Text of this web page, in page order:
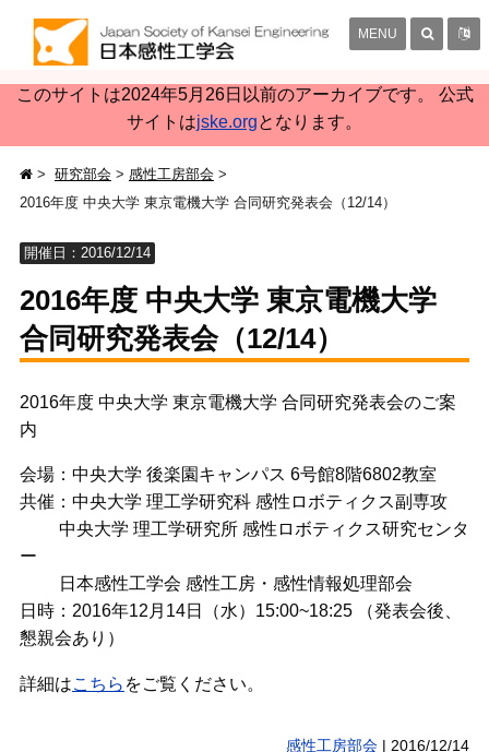
このサイトは2024年5月26日以前のアーカイブです。 公式
サイトはjske.orgとなります。
MENU
研究部会
感性工房部会
2016年度 中央大学 東京電機大学 合同研究発表会（12/14）
開催日：2016/12/14
2016年度 中央大学 東京電機大学
合同研究発表会（12/14）
2016年度 中央大学 東京電機大学 合同研究発表会のご案
内
会場：中央大学 後楽園キャンパス 6号館8階6802教室
共催：中央大学 理工学研究科 感性ロボティクス副専攻
中央大学 理工学研究所 感性ロボティクス研究センタ
ー
日本感性工学会 感性工房・感性情報処理部会
日時：2016年12月14日（水）15:00~18:25 （発表会後、
懇親会あり）
詳細はこちら をご覧ください。
感性工房部会 |2016/12/14